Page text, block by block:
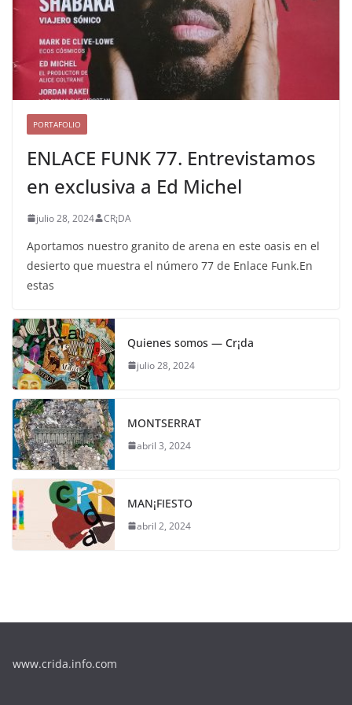
PORTAFOLIO
ENLACE FUNK 77. Entrevistamos
en exclusiva a Ed Michel
julio 28, 2024 CR¡DA
Aportamos nuestro granito de arena en este oasis en el
desierto que muestra el número 77 de Enlace Funk.En
estas
Quienes somos — Cr¡da
julio 28, 2024
MONTSERRAT
abril 3, 2024
MAN¡FIESTO
abril 2, 2024
www.crida.info.com